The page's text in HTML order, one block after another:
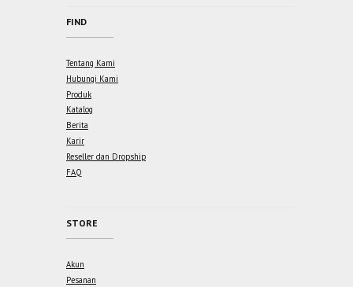
FIND
Tentang Kami
Hubungi Kami
Produk
Katalog
Berita
Karir
Reseller dan Dropship
FAQ
STORE
Akun
Pesanan